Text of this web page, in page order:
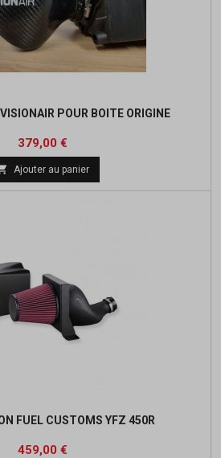
POUR BOITE ORIGINE
Prix
379,00 €
Ajouter au panier
FUEL CUSTOMS YFZ 450R
Prix
459,00 €Prix